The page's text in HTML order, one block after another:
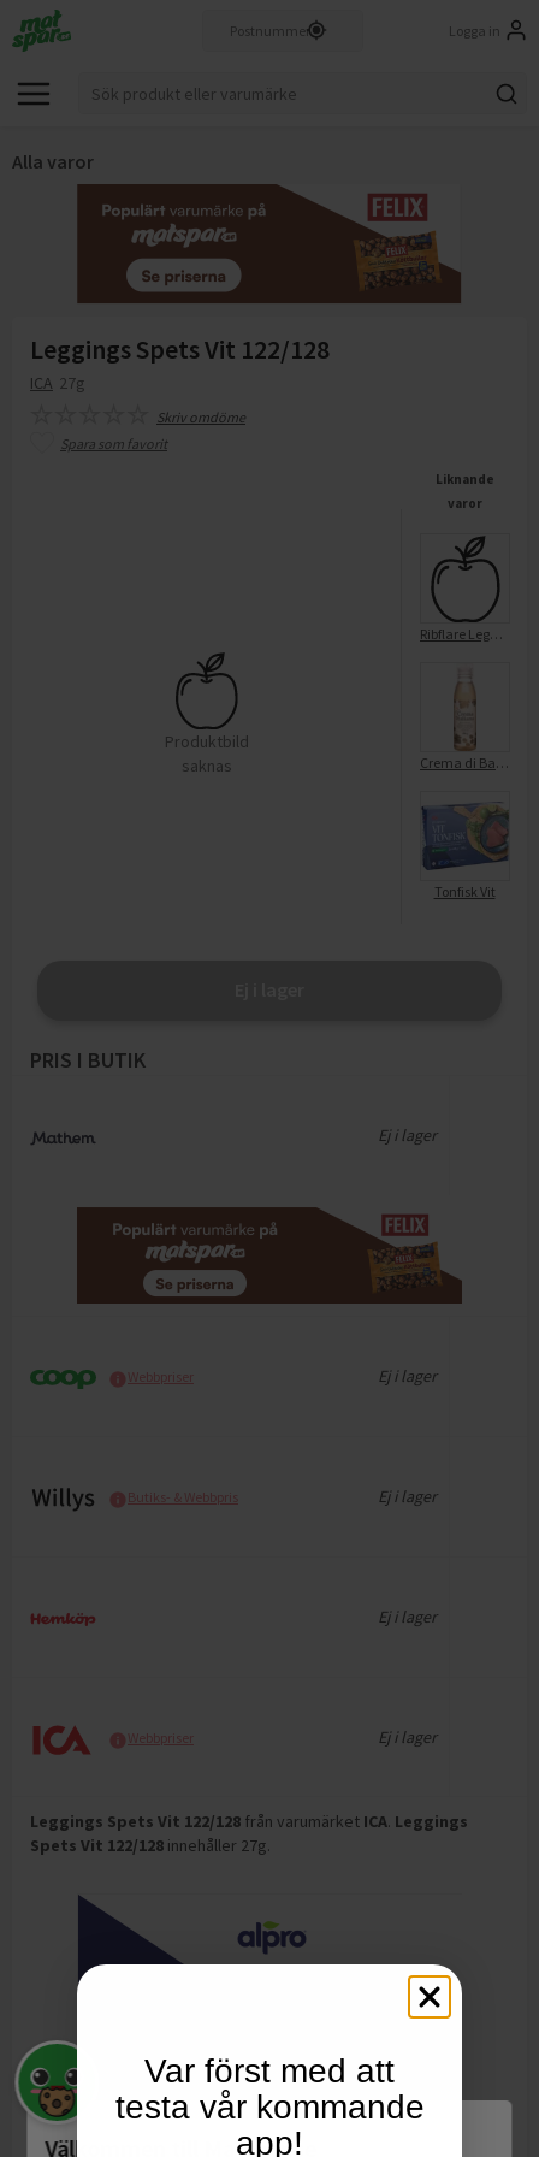
Logga in
Alla varor
Leggings Spets Vit 122/128
ICA 27g
Skriv omdöme
Spara som favorit
Produktbild
saknas
Liknande
varor
Ribflare Leggings Svart 122/12
Crema di Balsamico Vit
Tonfisk Vit
PRIS I BUTIK
Ej i lager
Webbpriser Ej i lager
Butiks- & Webbpris Ej i lager
Ej i lager
Webbpriser Ej i lager
Leggings Spets Vit 122/128 från varumärket ICA. Leggings
Spets Vit 122/128 innehåller 27g.
Välkommen till Matspar.se
Var först med att
testa vår kommande
app!